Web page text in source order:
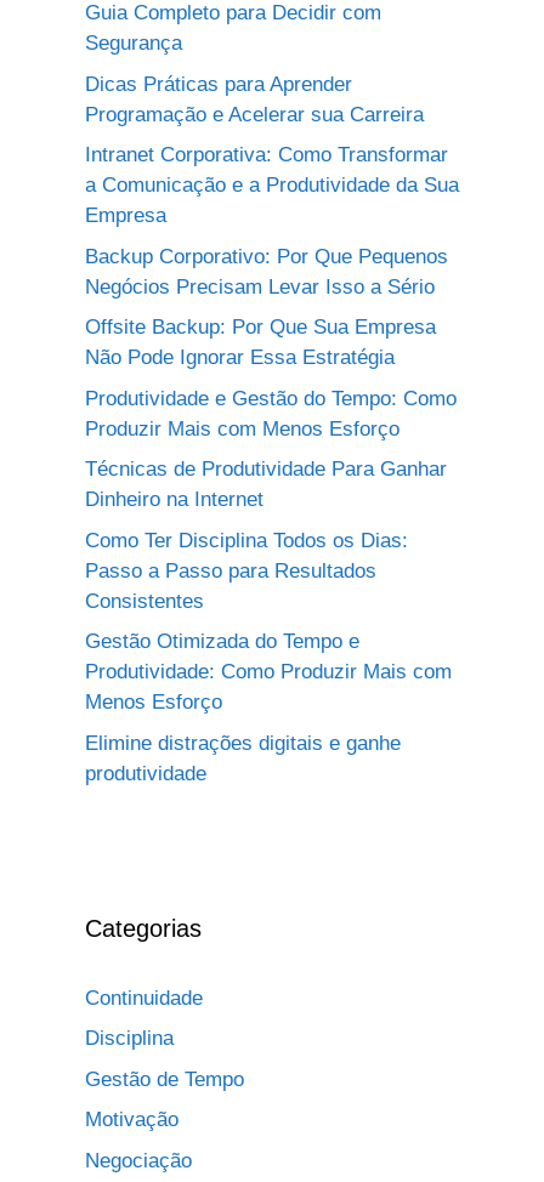
Guia Completo para Decidir com
Segurança
Dicas Práticas para Aprender
Programação e Acelerar sua Carreira
Intranet Corporativa: Como Transformar
a Comunicação e a Produtividade da Sua
Empresa
Backup Corporativo: Por Que Pequenos
Negócios Precisam Levar Isso a Sério
Offsite Backup: Por Que Sua Empresa
Não Pode Ignorar Essa Estratégia
Produtividade e Gestão do Tempo: Como
Produzir Mais com Menos Esforço
Técnicas de Produtividade Para Ganhar
Dinheiro na Internet
Como Ter Disciplina Todos os Dias:
Passo a Passo para Resultados
Consistentes
Gestão Otimizada do Tempo e
Produtividade: Como Produzir Mais com
Menos Esforço
Elimine distrações digitais e ganhe
produtividade
Categorias
Continuidade
Disciplina
Gestão de Tempo
Motivação
Negociação